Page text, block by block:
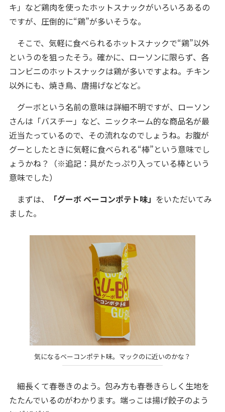
キ」など鶏肉を使ったホットスナックがいろいろあるの
ですが、圧倒的に“鶏”が多いそうな。
そこで、気軽に食べられるホットスナックで“鶏”以外
というのを狙ったそう。確かに、ローソンに限らず、各
コンビニのホットスナックは鶏が多いですよね。チキン
以外にも、焼き鳥、唐揚げなどなど。
グーボという名前の意味は詳細不明ですが、ローソン
さんは「バスチー」など、ニックネーム的な商品名が最
近当たっているので、その流れなのでしょうね。お腹が
グーとしたときに気軽に食べられる“棒”という意味でし
ょうかね？（※追記：具がたっぷり入っている棒という
意味でした）
まずは、
「グーボ ベーコンポテト味」 をいただいてみ
ました。
気になるベーコンポテト味。マックのに近いのかな？
細長くて春巻きのよう。包み方も春巻きらしく生地を
たたんでいるのがわかります。端っこは揚げ餃子のよう